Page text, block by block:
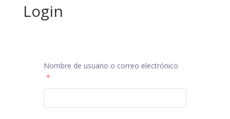
Login
Nombre de usuario o correo electrónico
*